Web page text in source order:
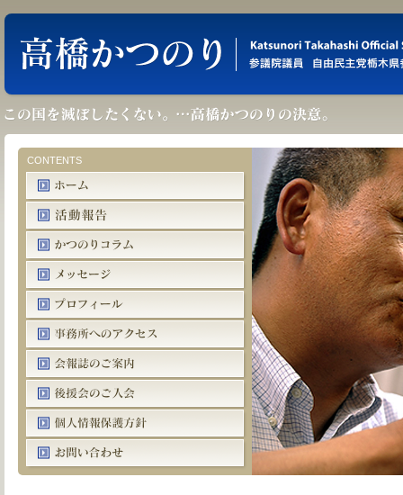
CONTENTS